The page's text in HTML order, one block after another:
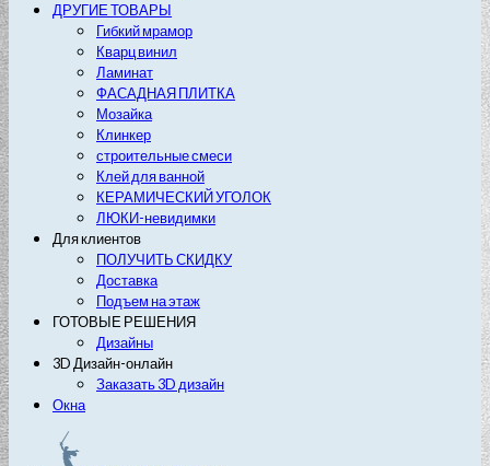
ДРУГИЕ ТОВАРЫ
Гибкий мрамор
Кварц винил
Ламинат
ФАСАДНАЯ ПЛИТКА
Мозайка
Клинкер
строительные смеси
Клей для ванной
КЕРАМИЧЕСКИЙ УГОЛОК
ЛЮКИ-невидимки
Для клиентов
ПОЛУЧИТЬ СКИДКУ
Доставка
Подъем на этаж
ГОТОВЫЕ РЕШЕНИЯ
Дизайны
3D Дизайн-онлайн
Заказать 3D дизайн
Окна